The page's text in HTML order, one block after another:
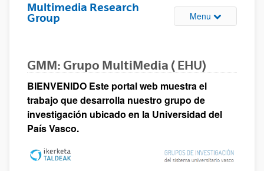
Multimedia Research
Group
Menu Toggle site
GMM: Grupo MultiMedia ( EHU)
BIENVENIDO Este portal web muestra el
trabajo que desarrolla nuestro grupo de
investigación ubicado en la Universidad del
País Vasco.